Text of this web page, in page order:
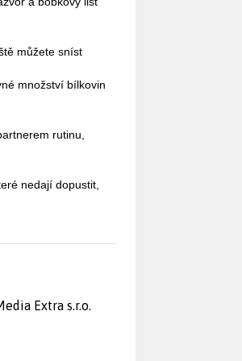
můžete sníst
množství bílkovin
rutinu,
nedají dopustit,
Extra s.r.o.